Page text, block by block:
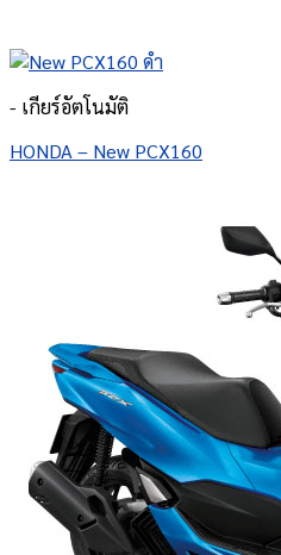
- เกียร์อัตโนมัติ
HONDA – New PCX160